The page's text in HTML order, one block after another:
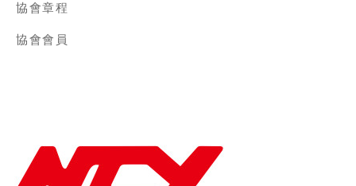
協會章程
協會會員